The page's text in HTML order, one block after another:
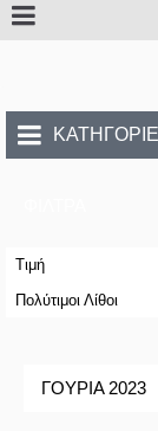
Τιμή
Πολύτιμοι Λίθοι
ΓΟΎΡΙΑ 2023